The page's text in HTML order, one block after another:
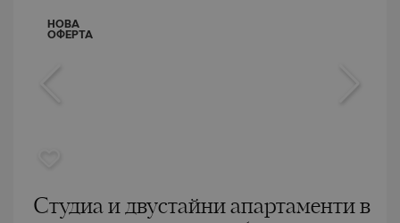
НОВА
ОФЕРТА
Студиа и двустайни апартаменти в